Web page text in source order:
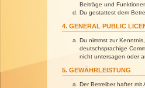
Beiträge und
Du gestattest dem
4. GENERAL PUBLIC
Du nimmst zur
deutschsprachige
nicht untersagen oder
5. GEWÄHRLEISTUNG
Der Betreiber haftet mit